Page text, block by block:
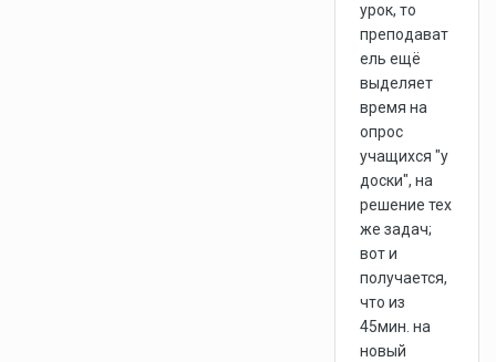
урок, то
преподават
ель ещё
выделяет
время на
опрос
учащихся "у
доски", на
решение тех
же задач;
вот и
получается,
что из
45мин. на
новый